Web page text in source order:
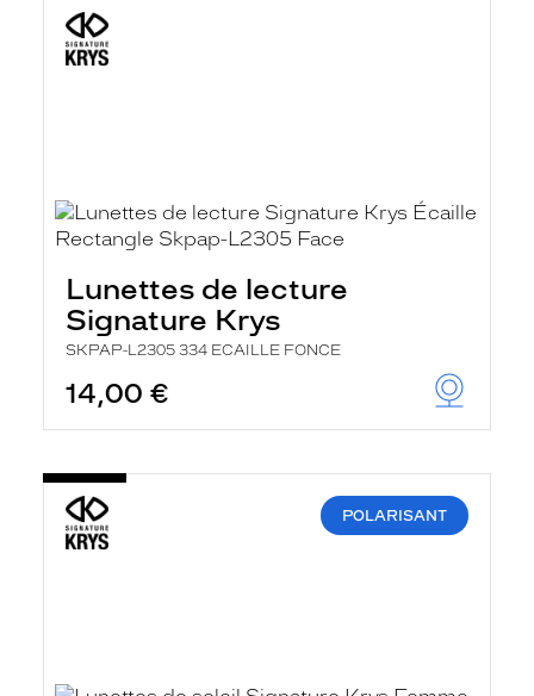
Lunettes de lecture
Signature Krys
SKPAP-L2305 334 ECAILLE FONCE
14,00 €
POLARISANT